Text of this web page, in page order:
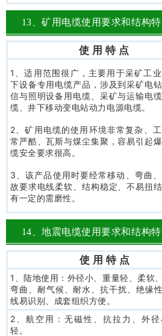
13、矿用电缆使用要求和结构
使 用 特 点
1、适用范围很广，主要用于采矿工
下设备专用电缆产品，涉及到采矿电
信与照明设备用电缆、采矿与运输电
缆、井下移动变电站动力电源电缆。
2、矿用电缆的使用环境非常复杂、
常严酷、瓦斯与煤尘集聚，容易引起
缆安全要求很高。
3、该产品使用时要经常移动、弯曲、
故要求电线柔软、结构稳定、不易扭
有一定的需磨性。
14、地震电缆使用要求和结构
使 用 特 点
1、陆地使用：外径小、重量轻、柔软
弯曲、耐气候、耐水、抗干扰、绝缘
线易识别、成套组织方便。
2、航空用：无磁性、抗拉力、外
轻。